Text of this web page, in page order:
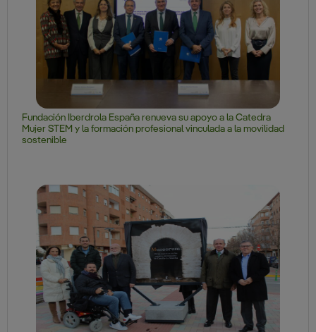
Fundación Iberdrola España renueva su apoyo a la Catedra
Mujer STEM y la formación profesional vinculada a la movilidad
sostenible